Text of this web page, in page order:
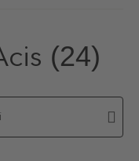
(24)